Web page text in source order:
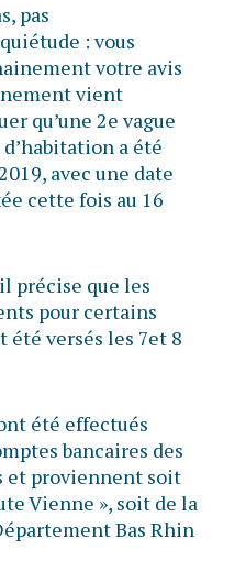
pas
: vous
votre avis
vient
qu’une 2e vague
d’habitation a été
avec une date
cette fois au 16
précise que les
pour certains
été versés les 7et 8
été effectués
bancaires des
et proviennent soit
Vienne », soit de la
Bas Rhin